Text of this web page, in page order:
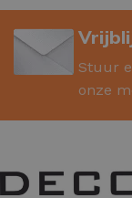
Stuur
onze